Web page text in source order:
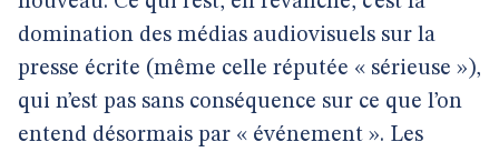
domination des médias audiovisuels sur la
presse écrite (même celle réputée « sérieuse »),
qui n’est pas sans conséquence sur ce que l’on
entend désormais par « événement ». Les